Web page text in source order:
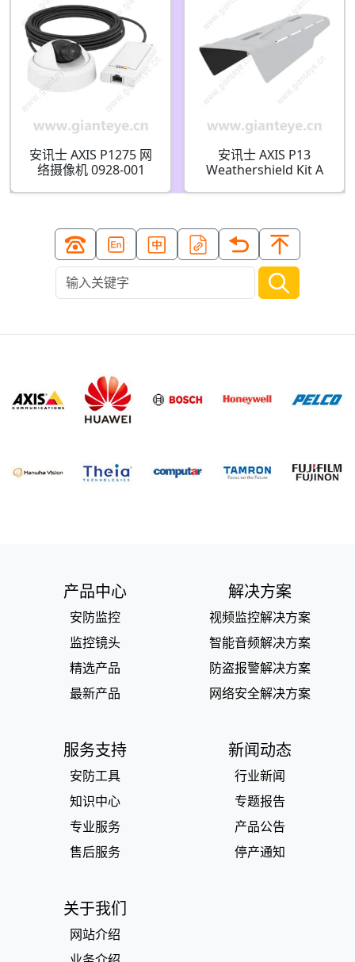
安讯士 AXIS P1275 网
络摄像机 0928-001
安讯士 AXIS P13
Weathershield Kit A
产品中心
安防监控
监控镜头
精选产品
最新产品
解决方案
视频监控解决方案
智能音频解决方案
防盗报警解决方案
网络安全解决方案
服务支持
安防工具
知识中心
专业服务
售后服务
新闻动态
行业新闻
专题报告
产品公告
停产通知
关于我们
网站介绍